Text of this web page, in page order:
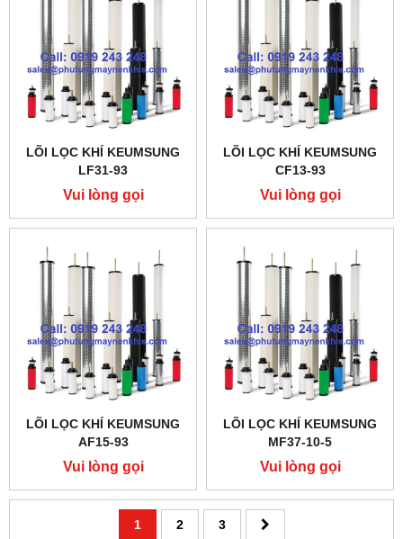
LÕI LỌC KHÍ KEUMSUNG
LF31-93
Vui lòng gọi
LÕI LỌC KHÍ KEUMSUNG
CF13-93
Vui lòng gọi
LÕI LỌC KHÍ KEUMSUNG
AF15-93
Vui lòng gọi
LÕI LỌC KHÍ KEUMSUNG
MF37-10-5
Vui lòng gọi
1 2 3